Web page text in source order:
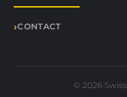
CONTACT
© 2026